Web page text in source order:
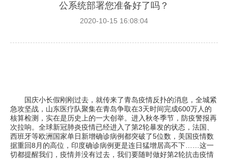
公系统部署您准备好了吗？
2020-10-15 16:08:04
国庆小长假刚刚过去，就传来了青岛疫情反扑的消息，全城紧
急攻坚战，山东医疗队聚集在青岛争取在3天时间完成600万人的
核算检测，实在是历史上的一大创举。进入秋冬季节，防疫警报再
次拉响。全球新冠肺炎疫情已经进入了第2轮暴发的状态，法国、
西班牙等欧洲国家单日新增确诊病例都突破了5位数，美国疫情数
据重回8月的高位，印度确诊病例更是连日猛增居高不下……这一
切都提醒我们，疫情并没有过去，我们要随时做好第2轮抗击疫情